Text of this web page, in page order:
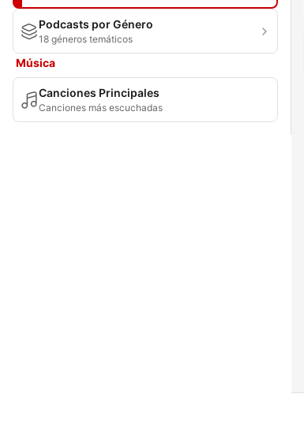
Podcasts por Género
18 géneros temáticos
Música
Canciones Principales
Canciones más escuchadas